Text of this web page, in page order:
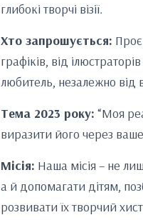
глибокі творчі візії.
Хто запрошується:
графіків, від
любитель, незалежно від
Тема 2023 року: “Моя
виразити його через
Місія: Наша місія – не
а й допомагати дітям,
розвивати їх творчий